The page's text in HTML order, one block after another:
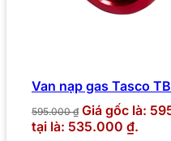
Van nạp gas Tasco
595.000₫ Giá gốc là:
tại là: 535.000 ₫.